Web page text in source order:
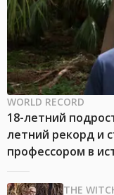
WORLD RECORD
18-летний
летний рекорд и
профессором в
THE